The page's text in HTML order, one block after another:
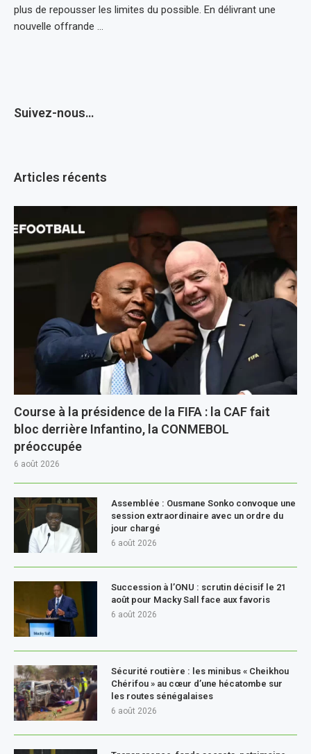
plus de repousser les limites du possible. En délivrant une
nouvelle offrande …
Suivez-nous…
Articles récents
Course à la présidence de la FIFA : la CAF fait
bloc derrière Infantino, la CONMEBOL
préoccupée
6 août 2026
Assemblée : Ousmane Sonko convoque une
session extraordinaire avec un ordre du
jour chargé
6 août 2026
Succession à l’ONU : scrutin décisif le 21
août pour Macky Sall face aux favoris
6 août 2026
Sécurité routière : les minibus « Cheikhou
Chérifou » au cœur d’une hécatombe sur
les routes sénégalaises
6 août 2026